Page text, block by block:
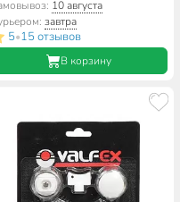
резьба, белая, Valfex
10 августа
завтра
5•15 отзывов
В корзину